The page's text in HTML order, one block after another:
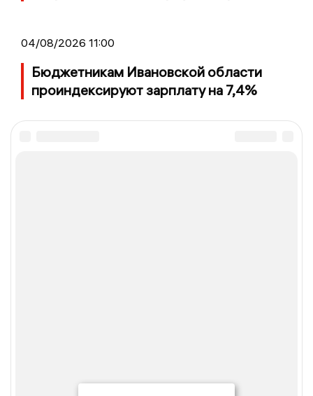
04/08/2026 11:00
Бюджетникам Ивановской области
проиндексируют зарплату на 7,4%